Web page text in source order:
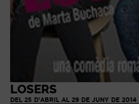
LOSERS
DEL 25 D'ABRIL AL 29 DE JUNY DE 2014